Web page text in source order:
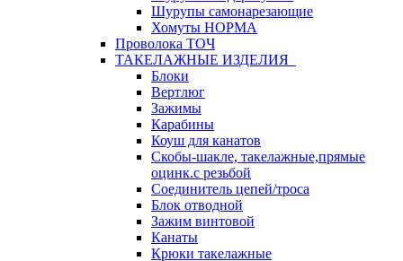
Шурупы самонарезающие
Хомуты НОРМА
Проволока ТОЧ
ТАКЕЛАЖНЫЕ ИЗДЕЛИЯ
Блоки
Вертлюг
Зажимы
Карабины
Коуш для канатов
Скобы-шакле, такелажные,прямые
оцинк.с резьбой
Соединитель цепей/троса
Блок отводной
Зажим винтовой
Канаты
Крюки такелажные